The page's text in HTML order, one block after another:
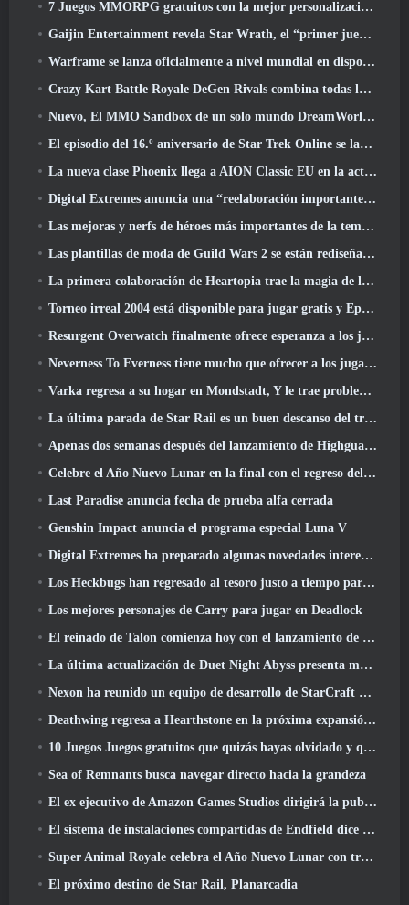
7 Juegos MMORPG gratuitos con la mejor personalización de personajes
Gaijin Entertainment revela Star Wrath, el “primer juego de acción de extracción espacial”
Warframe se lanza oficialmente a nivel mundial en dispositivos Android
Crazy Kart Battle Royale DeGen Rivals combina todas las cosas que probablemente no sabías que querías combinadas
Nuevo, El MMO Sandbox de un solo mundo DreamWorld llegará al acceso anticipado de Steam
El episodio del 16.º aniversario de Star Trek Online se lanza como parte de la actualización "Corrupción"
La nueva clase Phoenix llega a AION Classic EU en la actualización 'Ignite'
Digital Extremes anuncia una “reelaboración importante” del sistema de progresión del jugador de Soulframe
Las mejoras y nerfs de héroes más importantes de la temporada 6.5
Las plantillas de moda de Guild Wars 2 se están rediseñando según los comentarios de los jugadores
La primera colaboración de Heartopia trae la magia de la amistad de My Little Pony
Torneo irreal 2004 está disponible para jugar gratis y Epic no demandará a nadie por ello
Resurgent Overwatch finalmente ofrece esperanza a los jugadores
Neverness To Everness tiene mucho que ofrecer a los jugadores, particularmente divertido
Varka regresa a su hogar en Mondstadt, Y le trae problemas en la actualización Luna V de Genshin Impact
La última parada de Star Rail es un buen descanso del trauma
Apenas dos semanas después del lanzamiento de Highguard, Wildlight Entertainment anuncia despidos
Celebre el Año Nuevo Lunar en la final con el regreso del 'Modo Bank It'
Last Paradise anuncia fecha de prueba alfa cerrada
Genshin Impact anuncia el programa especial Luna V
Digital Extremes ha preparado algunas novedades interesantes para celebrar el Año Nuevo Lunar en Warframe
Los Heckbugs han regresado al tesoro justo a tiempo para la temporada del amor
Los mejores personajes de Carry para jugar en Deadlock
El reinado de Talon comienza hoy con el lanzamiento de la temporada de Overwatch 1: Conquista
La última actualización de Duet Night Abyss presenta monturas
Nexon ha reunido un equipo de desarrollo de StarCraft Shooter según un informe de un medio coreano
Deathwing regresa a Hearthstone en la próxima expansión de Cataclysm
10 Juegos Juegos gratuitos que quizás hayas olvidado y que participan en el PvP Fest de Steam
Sea of ​​Remnants busca navegar directo hacia la grandeza
El ex ejecutivo de Amazon Games Studios dirigirá la publicación occidental de Aion 2
El sistema de instalaciones compartidas de Endfield dice sobre los jugadores
Super Animal Royale celebra el Año Nuevo Lunar con tres semanas de eventos de Super Horse
El próximo destino de Star Rail, Planarcadia